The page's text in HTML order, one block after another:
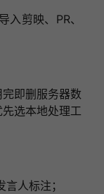
入剪映、PR、
即删服务器数
选本地处理工
人标注；